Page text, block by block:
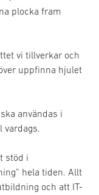
plocka fram
vi tillverkar och
uppfinna hjulet
användas i
vardags.
stöd i
hela tiden. Allt
och att IT-